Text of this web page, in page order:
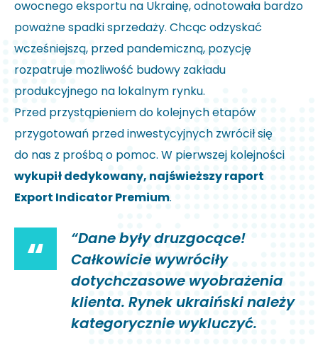
owocnego eksportu na Ukrainę, odnotowała bardzo
poważne spadki sprzedaży. Chcąc odzyskać
wcześniejszą, przed pandemiczną, pozycję
rozpatruje możliwość budowy zakładu
produkcyjnego na lokalnym rynku.
Przed przystąpieniem do kolejnych etapów
przygotowań przed inwestycyjnych zwrócił się
do nas z prośbą o pomoc. W pierwszej kolejności
wykupił dedykowany, najświeższy raport
Export Indicator Premium.
“
“Dane były druzgocące!
Całkowicie wywróciły
dotychczasowe wyobrażenia
klienta. Rynek ukraiński należy
kategorycznie wykluczyć.